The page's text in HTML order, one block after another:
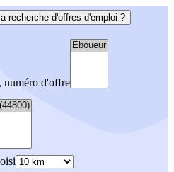
recherche d'offres d'emploi ?
numéro d'offre